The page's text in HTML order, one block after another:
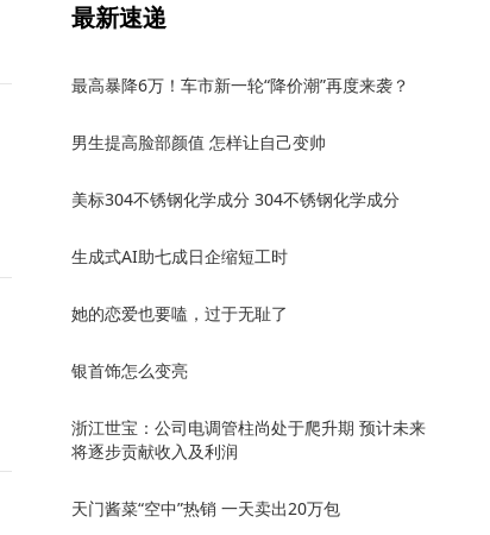
最新速递
最高暴降6万！车市新一轮“降价潮”再度来袭？
男生提高脸部颜值 怎样让自己变帅
美标304不锈钢化学成分 304不锈钢化学成分
生成式AI助七成日企缩短工时
她的恋爱也要嗑，过于无耻了
银首饰怎么变亮
浙江世宝：公司电调管柱尚处于爬升期 预计未来
将逐步贡献收入及利润
天门酱菜“空中”热销 一天卖出20万包